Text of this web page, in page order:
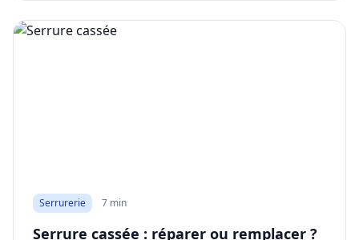
Serrurerie 7 min
Serrure cassée : réparer ou remplacer ?